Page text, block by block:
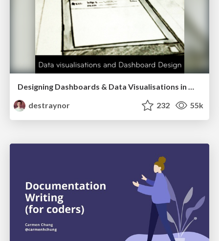
Designing Dashboards & Data Visualisations in Web Apps
destraynor
232 55k